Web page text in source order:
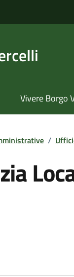
Vivere Borgo
/